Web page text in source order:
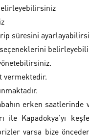
süresini
vermektedir.
erken saatlerinde
ile Kapadokya’yı
varsa bize